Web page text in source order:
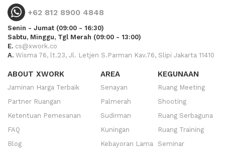
+62 812 8900 4848
Senin - Jumat (09:00 - 16:30)
Sabtu, Minggu, Tgl Merah (09:00 - 13:00)
E. cs@xwork.co
A. Wisma 76, lt.23, Jl. Letjen S.Parman Kav.76, Slipi Jakarta 11410
ABOUT XWORK
Jaminan Harga Terbaik
Partner Ruangan
Ketentuan Pemesanan
FAQ
Blog
AREA
Senayan
Palmerah
Sudirman
Kuningan
Kebayoran Lama
KEGUNAAN
Ruang Meeting
Shooting
Ruang Serbaguna
Ruang Training
Seminar